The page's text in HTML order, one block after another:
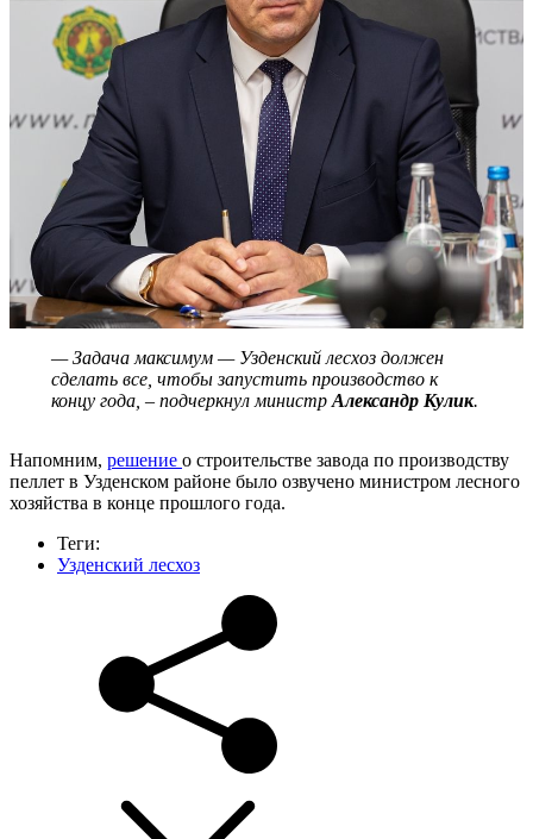
— Задача максимум — Узденский лесхоз должен
сделать все, чтобы запустить производство к
концу года, – подчеркнул министр Александр Кулик.
Напомним, решение о строительстве завода по производству
пеллет в Узденском районе было озвучено министром лесного
хозяйства в конце прошлого года.
Теги:
Узденский лесхоз